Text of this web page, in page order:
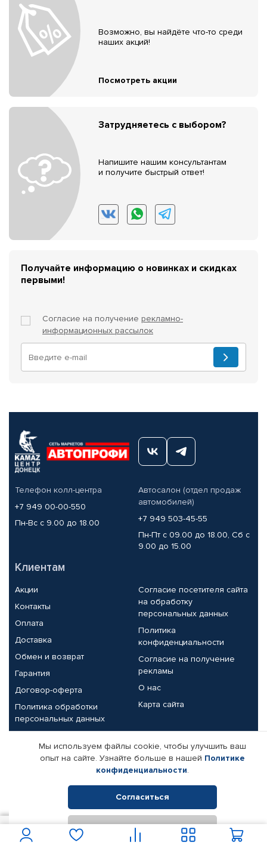
Возможно, вы найдёте что-то среди
наших акций!
Посмотреть акции
Затрудняетесь с выбором?
Напишите нашим консультантам
и получите быстрый ответ!
Получайте информацию о новинках и скидках
первыми!
Согласие на получение рекламно-
информационных рассылок
Телефон колл-центра
+7 949 00-00-550
Пн-Вс с 9.00 до 18.00
Автосалон (отдел продаж
автомобилей)
+7 949 503-45-55
Пн-Пт с 09.00 до 18.00, Сб с
9.00 до 15.00
Клиентам
Акции
Контакты
Оплата
Доставка
Обмен и возврат
Гарантия
Договор-оферта
Политика обработки
персональных данных
Согласие посетителя сайта
на обработку
персональных данных
Политика
конфиденциальности
Согласие на получение
рекламы
О нас
Карта сайта
Партнерам
Корпоративным клиентам
Поставщикам
Реквизиты компании
© КАМАЗ ЦЕНТР ДОНЕЦК, 2015-2026. Все права защищены.
Интернет-магазин автомобильных товаров Автопрофи.
Мы используем файлы cookie, чтобы улучшить ваш
опыт на сайте. Узнайте больше в нашей Политике
конфиденциальности.
Согласиться
Отклонить
В корзину